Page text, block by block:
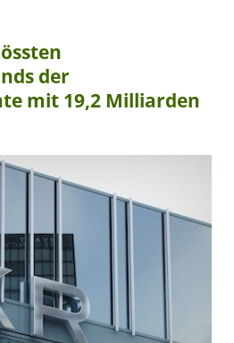
der
mit 19,2 Milliarden